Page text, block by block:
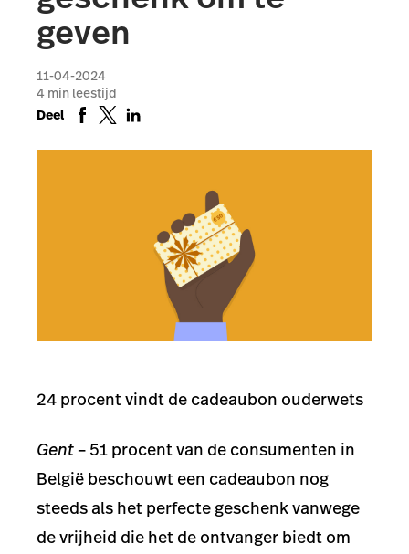
geven
11-04-2024
4 min leestijd
Deel
24 procent vindt de cadeaubon ouderwets
Gent– 51 procent van de consumenten in
België beschouwt een cadeaubon nog
steeds als het perfecte geschenk vanwege
de vrijheid die het de ontvanger biedt om